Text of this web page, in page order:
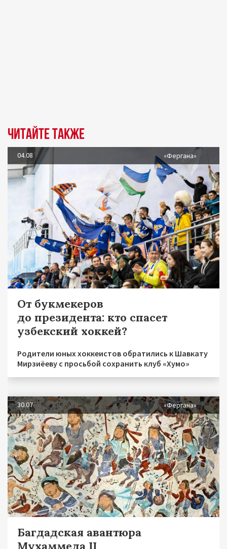
Читайте также
04.08 «Фергана»
От букмекеров
до президента: кто спасет
узбекский хоккей?
Родители юных хоккеистов обратились к Шавкату
Мирзиёеву с просьбой сохранить клуб «Хумо»
30.07 «Фергана»
Багдадская авантюра
Мухаммеда II